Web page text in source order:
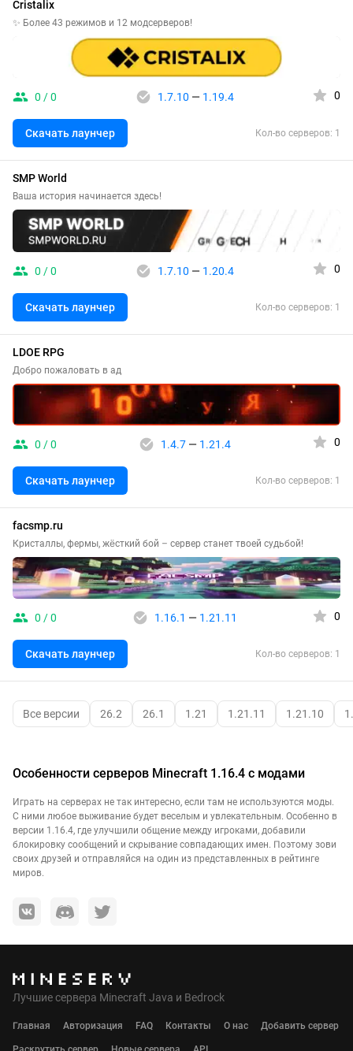
Cristalix
✨ Более 43 режимов и 12 модсерверов!
0 / 0 1.7.10 — 1.19.4 0
Скачать лаунчер Кол-во серверов: 1
SMP World
Ваша история начинается здесь!
0 / 0 1.7.10 — 1.20.4 0
Скачать лаунчер Кол-во серверов: 1
LDOE RPG
Добро пожаловать в ад
0 / 0 1.4.7— 1.21.4 0
Скачать лаунчер Кол-во серверов: 1
facsmp.ru
Кристаллы, фермы, жёсткий бой – сервер станет твоей судьбой!
0 / 0 1.16.1 — 1.21.11 0
Скачать лаунчер Кол-во серверов: 1
Все версии 26.2 26.1 1.21 1.21.11 1.21.10
Особенности серверов Minecraft 1.16.4 с модами
Играть на серверах не так интересно, если там не используются моды.
С ними любое выживание будет веселым и увлекательным. Особенно в
версии 1.16.4, где улучшили общение между игроками, добавили
блокировку сообщений и скрывание совпадающих имен. Поэтому зови
своих друзей и отправляйся на один из представленных в рейтинге
миров.
Лучшие сервера Minecraft Java и Bedrock
Главная Авторизация FAQ Контакты О нас Добавить сервер